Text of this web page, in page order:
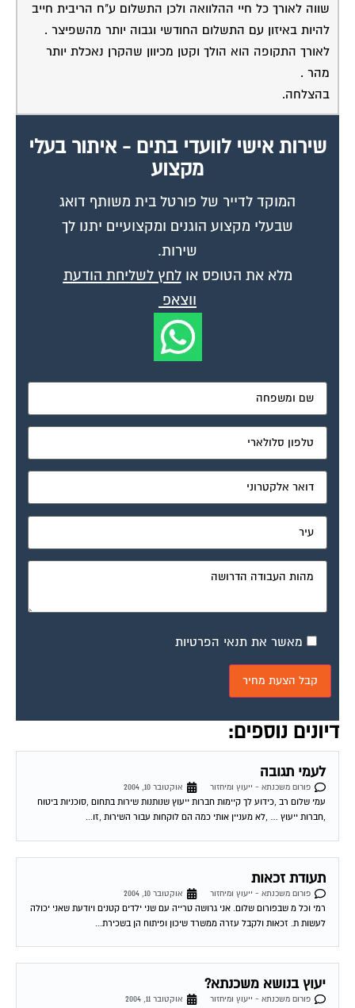
שווה לאורך כל חיי ההלוואה ולכן התשלום ע"ח הריבית חייב
להיות באיזון עם התשלום החודשי וגבוה יותר מהשפיצר .
לאורך התקופה הוא הולך וקטן מכיוון שהקרן נאכלת יותר
מהר .
בהצלחה.
שירות אישי לוועדי בתים - איתור בעלי
מקצוע
המוקד לדייר של פורטל בית משותף דואג
שבעלי מקצוע הוגנים ומקצועיים יתנו לך
שירות.
מלא את הטופס אולחץ לשליחת הודעת
ווצאפ
מאשר את תנאי הפרטיות
דיונים נוספים:
לעמי תגובה
פורום משכנתא - ייעוץ ומיחזור
אוקטובר 10, 2004
עמי שלום רב ,כידוע לך קיימות חברות ייעוץ שנותנות שירות בתחום ,סוכניות ביטוח
,חברות ייעוץ … ,לא מעניין אותי כמה הם לוקחות עבור השירות ,זו...
תעודת זכאות
פורום משכנתא - ייעוץ ומיחזור
אוקטובר 10, 2004
רמי וכל מ שבפורום שלום. אני גרושה טרייה עם שני ילדים קטנים ויודעת שאני יכולה
לעשות ת. זכאות ולקבל עזרה ממשרד שיכון ופיתוח הן בשכירת...
יעוץ בנושא משכנתא?
פורום משכנתא - ייעוץ ומיחזור אוקטובר 11, 2004